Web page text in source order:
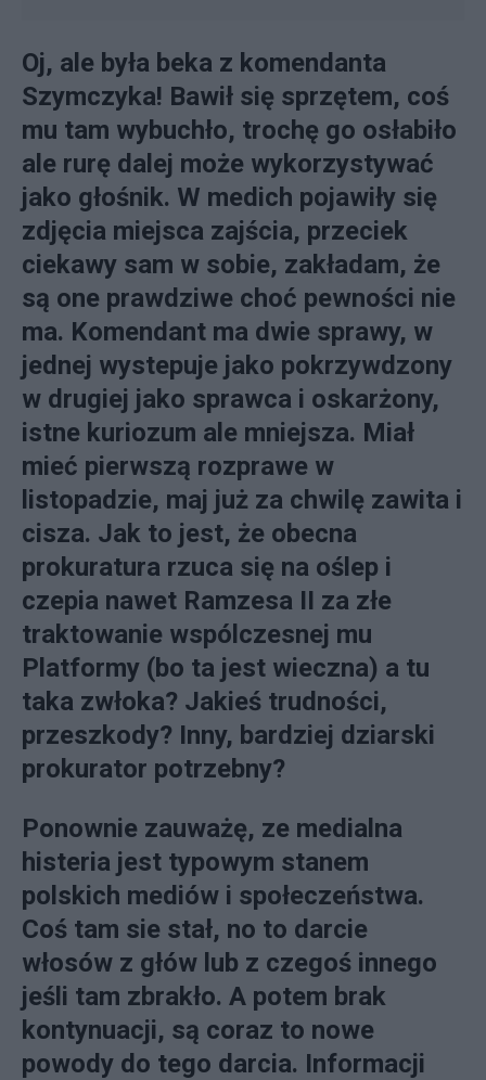
Oj, ale była beka z komendanta
Szymczyka! Bawił się sprzętem, coś
mu tam wybuchło, trochę go osłabiło
ale rurę dalej może wykorzystywać
jako głośnik. W medich pojawiły się
zdjęcia miejsca zajścia, przeciek
ciekawy sam w sobie, zakładam, że
są one prawdziwe choć pewności nie
ma. Komendant ma dwie sprawy, w
jednej wystepuje jako pokrzywdzony
w drugiej jako sprawca i oskarżony,
istne kuriozum ale mniejsza. Miał
mieć pierwszą rozprawe w
listopadzie, maj już za chwilę zawita i
cisza. Jak to jest, że obecna
prokuratura rzuca się na oślep i
czepia nawet Ramzesa II za złe
traktowanie wspólczesnej mu
Platformy (bo ta jest wieczna) a tu
taka zwłoka? Jakieś trudności,
przeszkody? Inny, bardziej dziarski
prokurator potrzebny?
Ponownie zauważę, ze medialna
histeria jest typowym stanem
polskich mediów i społeczeństwa.
Coś tam sie stał, no to darcie
włosów z głów lub z czegoś innego
jeśli tam zbrakło. A potem brak
kontynuacji, są coraz to nowe
powody do tego darcia. Informacji